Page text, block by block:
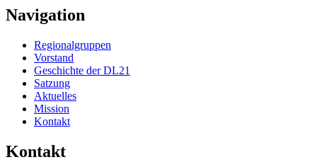
Navigation
Regionalgruppen
Vorstand
Geschichte der DL21
Satzung
Aktuelles
Mission
Kontakt
Kontakt